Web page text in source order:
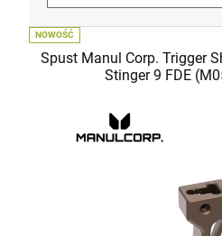
Spust Manul Corp. Trigger
Stinger 9 FDE
NOWOŚĆ